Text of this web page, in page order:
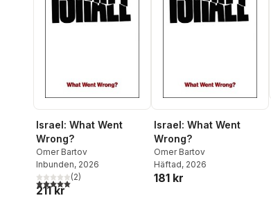
Israel: What Went
Wrong?
Omer Bartov
Inbunden, 2026
5,0utav 5 stjärnor. Totalt antal röster:
(2)
211 kr
Israel: What Went
Wrong?
Omer Bartov
Häftad, 2026
181 kr